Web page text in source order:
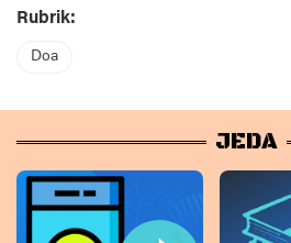
Rubrik:
Doa
JEDA